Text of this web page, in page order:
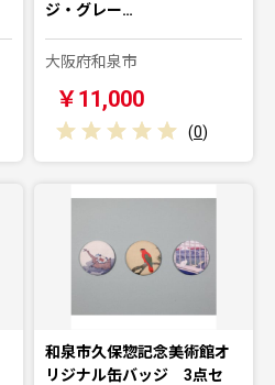
ジ・グレー…
大阪府和泉市
￥11,000
(0)
和泉市久保惣記念美術館オ
リジナル缶バッジ 3点セ